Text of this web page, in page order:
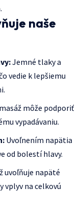
naše
Jemné tlaky a
vedie k lepšiemu
môže podporiť
vypadávaniu.
Uvoľnením napätia
od bolestí hlavy.
uvoľňuje napäté
vplyv na celkovú